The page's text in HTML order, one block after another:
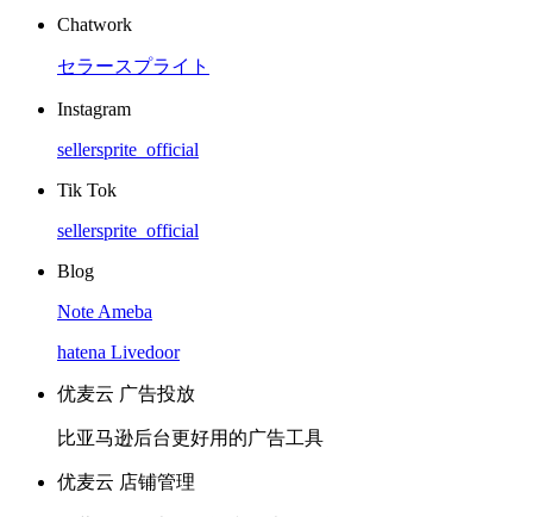
Chatwork
セラースプライト
Instagram
sellersprite_official
Tik Tok
sellersprite_official
Blog
Note Ameba
hatena Livedoor
优麦云 广告投放
比亚马逊后台更好用的广告工具
优麦云 店铺管理